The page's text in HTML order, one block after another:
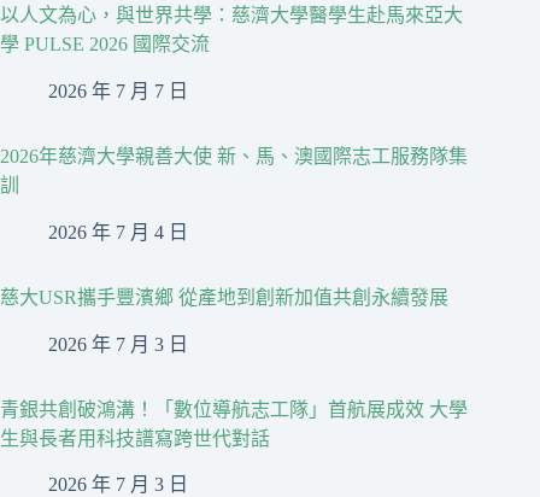
以人文為心，與世界共學：慈濟大學醫學生赴馬來亞大
學 PULSE 2026 國際交流
2026 年 7 月 7 日
2026年慈濟大學親善大使 新、馬、澳國際志工服務隊集
訓
2026 年 7 月 4 日
慈大USR攜手豐濱鄉 從產地到創新加值共創永續發展
2026 年 7 月 3 日
青銀共創破鴻溝！「數位導航志工隊」首航展成效 大學
生與長者用科技譜寫跨世代對話
2026 年 7 月 3 日